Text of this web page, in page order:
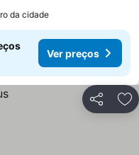
da cidade
Ver preços
Partilhar